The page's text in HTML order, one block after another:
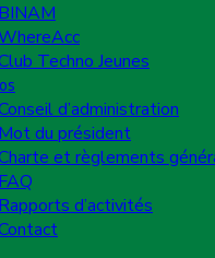
BINAM
Techno Jeunes
d’administration
Mot du président
et règlements
FAQ
Rapports d’activités